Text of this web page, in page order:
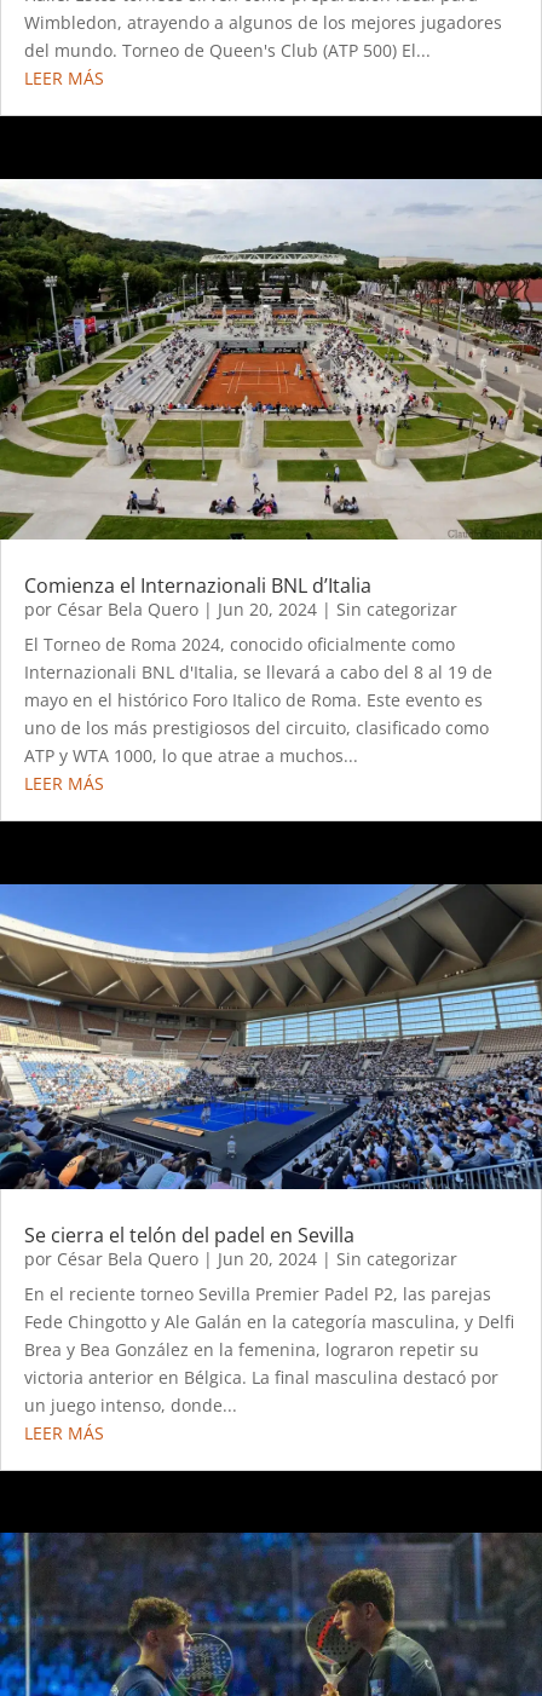
Wimbledon, atrayendo a algunos de los mejores jugadores
del mundo. Torneo de Queen's Club (ATP 500) El...
LEER MÁS
Comienza el Internazionali BNL d’Italia
por César Bela Quero | Jun 20, 2024 | Sin categorizar
El Torneo de Roma 2024, conocido oficialmente como
Internazionali BNL d'Italia, se llevará a cabo del 8 al 19 de
mayo en el histórico Foro Italico de Roma. Este evento es
uno de los más prestigiosos del circuito, clasificado como
ATP y WTA 1000, lo que atrae a muchos...
LEER MÁS
Se cierra el telón del padel en Sevilla
por César Bela Quero | Jun 20, 2024 | Sin categorizar
En el reciente torneo Sevilla Premier Padel P2, las parejas
Fede Chingotto y Ale Galán en la categoría masculina, y Delfi
Brea y Bea González en la femenina, lograron repetir su
victoria anterior en Bélgica. La final masculina destacó por
un juego intenso, donde...
LEER MÁS